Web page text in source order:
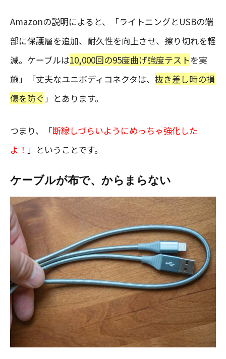
Amazonの説明によると、「ライトニングとUSBの端
部に保護層を追加、耐久性を向上させ、擦り切れを軽
減。ケーブルは10,000回の95度曲げ強度テストを実
施」「丈夫なユニボディコネクタは、 抜き差し時の損
傷を防ぐ」とあります。
つまり、「断線しづらいようにめっちゃ強化した
よ！ 」ということです。
ケーブルが布で、からまらない